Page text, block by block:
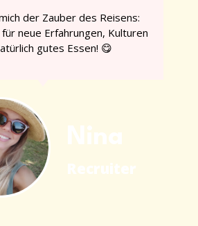
der Zauber des Reisens:
neue Erfahrungen, Kulturen
gutes Essen! 😋
Nina
Recruiter